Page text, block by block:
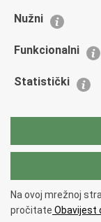
Udruge
Policijska akademija
Zaklada policijske
Vučetić"
Copyright © 2026
pristupačnosti.
Nužni
Funkcionalni
Statistički
Na ovoj mrežnoj
pročitate Obavijest